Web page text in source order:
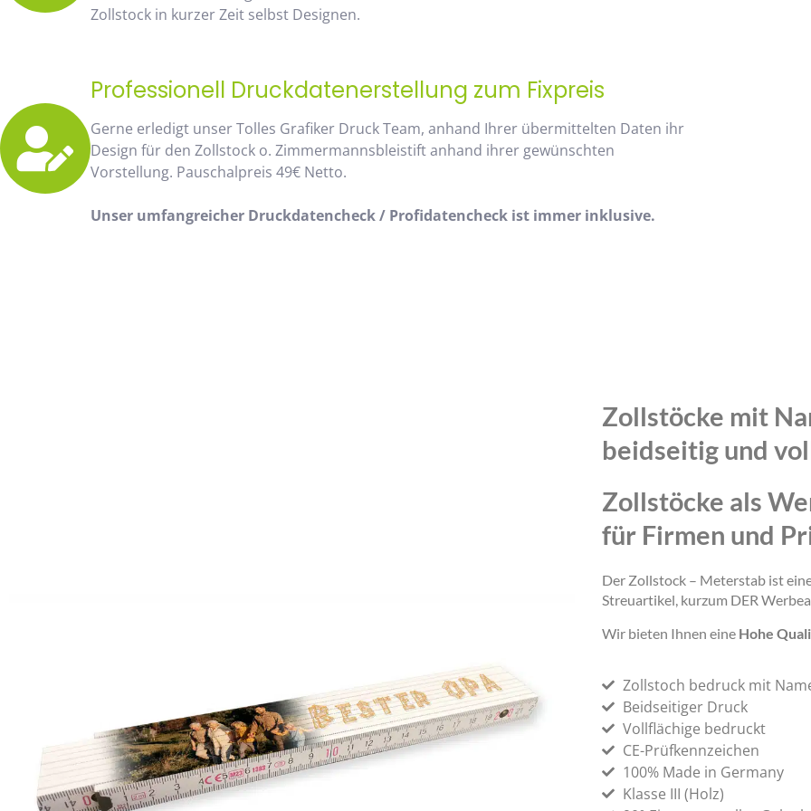
Zollstock in kurzer Zeit selbst Designen.
Professionell Druckdatenerstellung zum Fixpreis
Gerne erledigt unser Tolles Grafiker Druck Team, anhand Ihrer übermittelten Daten ihr
Design für den Zollstock o. Zimmermannsbleistift anhand ihrer gewünschten
Vorstellung. Pauschalpreis 49€ Netto.
Unser umfangreicher Druckdatencheck / Profidatencheck ist immer inklusive.
Zollstöcke mit
beidseitig und
Zollstöcke als
für Firmen und
Der Zollstock – Meterstab ist
Streuartikel, kurzum DER
Wir bieten Ihnen eine Hohe
Zollstoch bedruck mit
Beidseitiger Druck
Vollflächige bedruckt
CE-Prüfkennzeichen
100% Made in Germany
Klasse III (Holz)